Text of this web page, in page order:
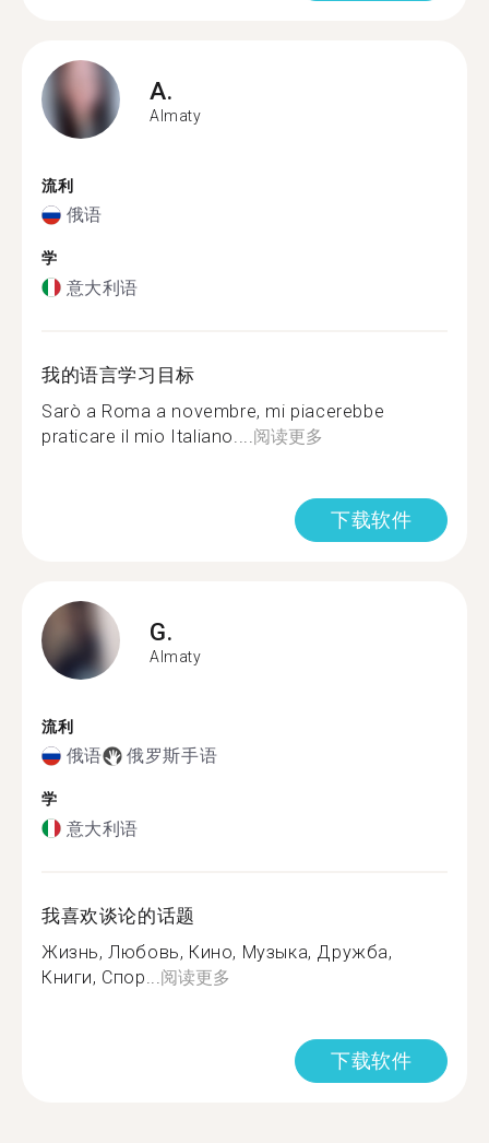
A.
Almaty
流利
俄语
学
意大利语
我的语言学习目标
Sarò a Roma a novembre, mi piacerebbe
praticare il mio Italiano.... 阅读更多
下载软件
G.
Almaty
流利
俄语 俄罗斯手语
学
意大利语
我喜欢谈论的话题
Жизнь, Любовь, Кино, Музыка, Дружба,
Книги, Спор... 阅读更多
下载软件